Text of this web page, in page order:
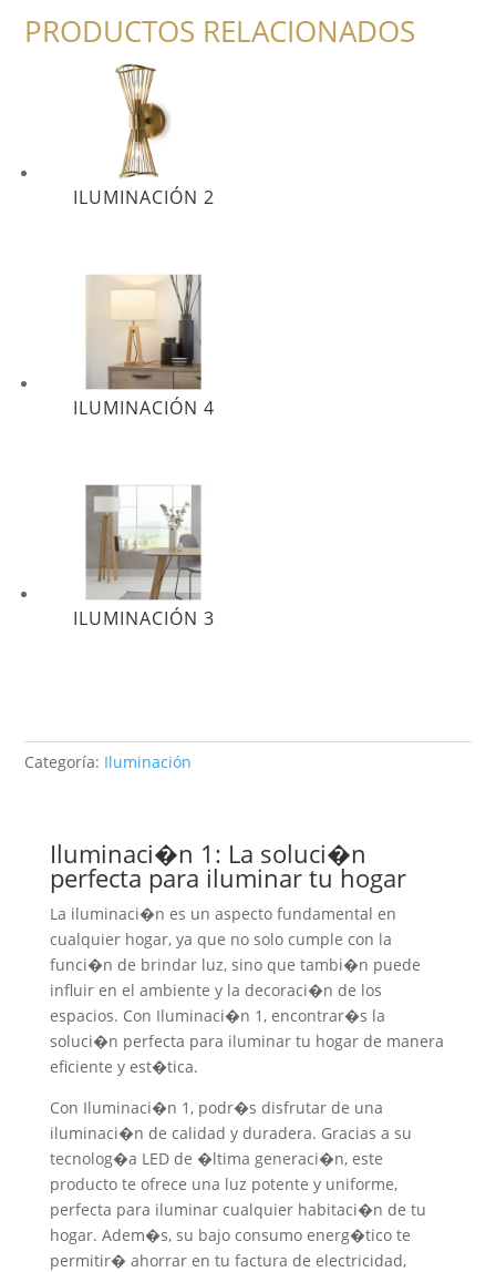
PRODUCTOS RELACIONADOS
ILUMINACIÓN 2
ILUMINACIÓN 4
ILUMINACIÓN 3
Categoría: Iluminación
Iluminaci�n 1: La soluci�n
perfecta para iluminar tu hogar
La iluminaci�n es un aspecto fundamental en
cualquier hogar, ya que no solo cumple con la
funci�n de brindar luz, sino que tambi�n puede
influir en el ambiente y la decoraci�n de los
espacios. Con Iluminaci�n 1, encontrar�s la
soluci�n perfecta para iluminar tu hogar de manera
eficiente y est�tica.
Con Iluminaci�n 1, podr�s disfrutar de una
iluminaci�n de calidad y duradera. Gracias a su
tecnolog�a LED de �ltima generaci�n, este
producto te ofrece una luz potente y uniforme,
perfecta para iluminar cualquier habitaci�n de tu
hogar. Adem�s, su bajo consumo energ�tico te
permitir� ahorrar en tu factura de electricidad,